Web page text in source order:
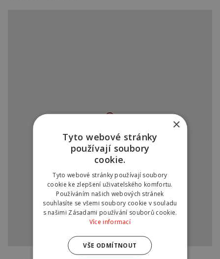
×
Tyto webové stránky
používají soubory
cookie.
Tyto webové stránky používají soubory
cookie ke zlepšení uživatelského komfortu.
Používáním našich webových stránek
souhlasíte se všemi soubory cookie v souladu
s našimi Zásadami používání souborů cookie.
Více informací
VŠE ODMÍTNOUT